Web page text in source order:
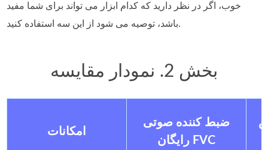
خوب، اگر در نظر دارید که کدام ابزار می تواند برای شما مفید
باشد، توصیه می شود از این سه استفاده کنید.
بخش 2. نمودار مقایسه
امکانات
ضبط کننده صوتی
رایگان FVC